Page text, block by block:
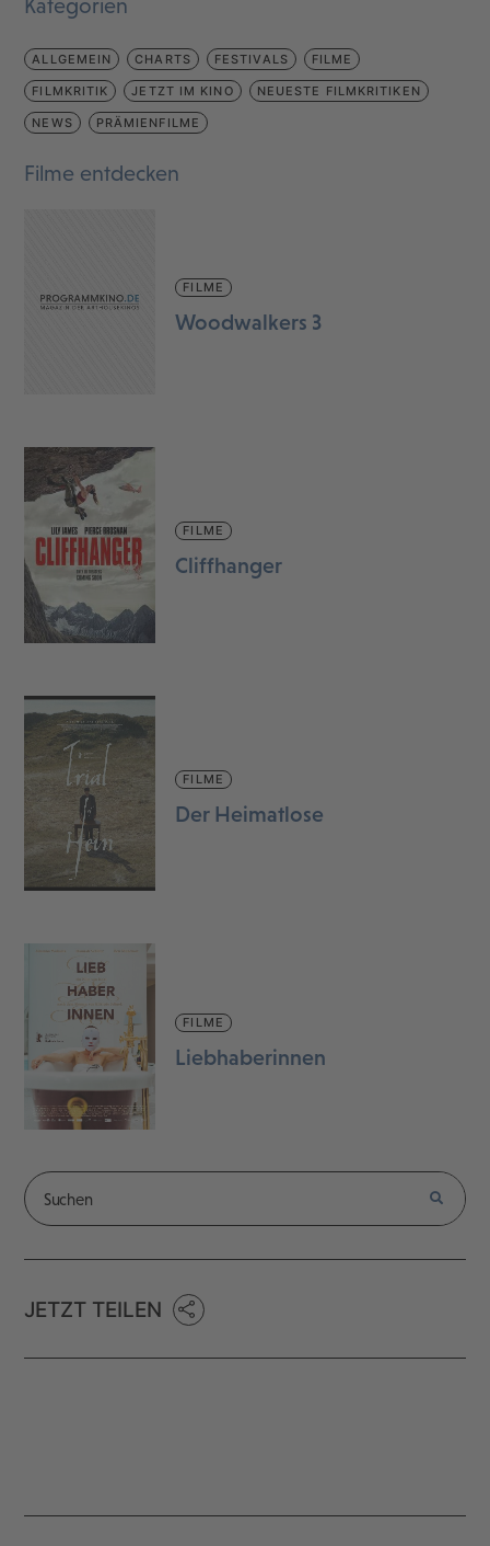
Kategorien
ALLGEMEIN CHARTS FESTIVALS FILME
FILMKRITIK JETZT IM KINO NEUESTE FILMKRITIKEN
NEWS PRÄMIENFILME
Filme entdecken
FILME
Woodwalkers 3
FILME
Cliffhanger
FILME
Der Heimatlose
FILME
Liebhaberinnen
JETZT TEILEN